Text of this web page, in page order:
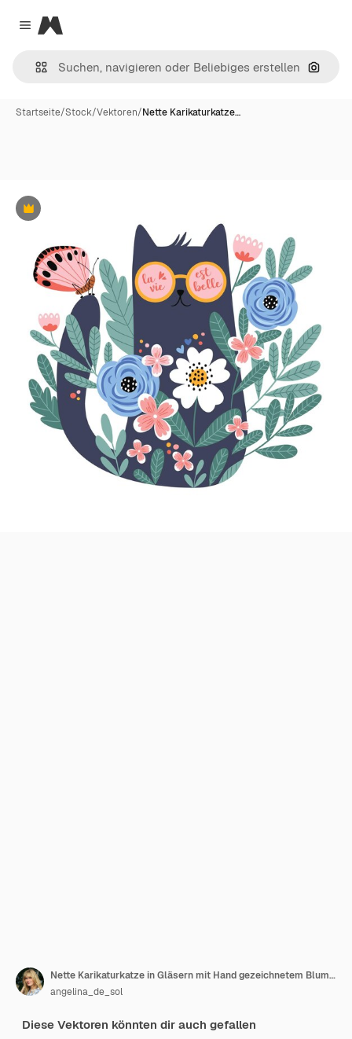
Close menu
Magnific
Nach
Startseite/Stock/Vektoren/Nette Karikaturkatze…
Premium
Nette Karikaturkatze in Gläsern mit Hand gezeichnetem Blumenschmetterling
angelina_de_sol
Diese Vektoren könnten dir auch gefallen